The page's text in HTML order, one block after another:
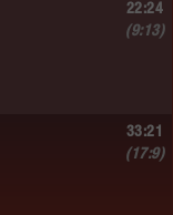
22:24
(9:13)
33:21
(17:9)